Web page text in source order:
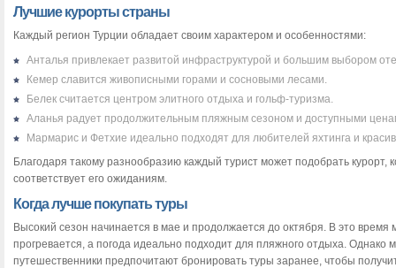
Лучшие курорты страны
Каждый регион Турции обладает своим характером и особенностями:
Анталья привлекает развитой инфраструктурой и большим выбором
Кемер славится живописными горами и сосновыми лесами.
Белек считается центром элитного отдыха и гольф-туризма.
Аланья радует продолжительным пляжным сезоном и доступными
Мармарис и Фетхие идеально подходят для любителей яхтинга и
Благодаря такому разнообразию каждый турист может подобрать курорт,
соответствует его ожиданиям.
Когда лучше покупать туры
Высокий сезон начинается в мае и продолжается до октября. В это
прогревается, а погода идеально подходит для пляжного отдыха. Однако
путешественники предпочитают бронировать туры заранее, чтобы